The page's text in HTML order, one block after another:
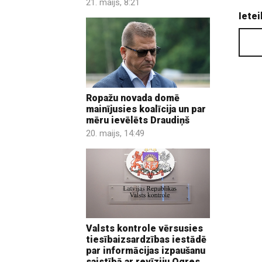
21. maijs, 8:21
Ropažu novada domē
mainījusies koalīcija un par
mēru ievēlēts Draudiņš
20. maijs, 14:49
Valsts kontrole vērsusies
tiesībaizsardzības iestādē
par informācijas izpaušanu